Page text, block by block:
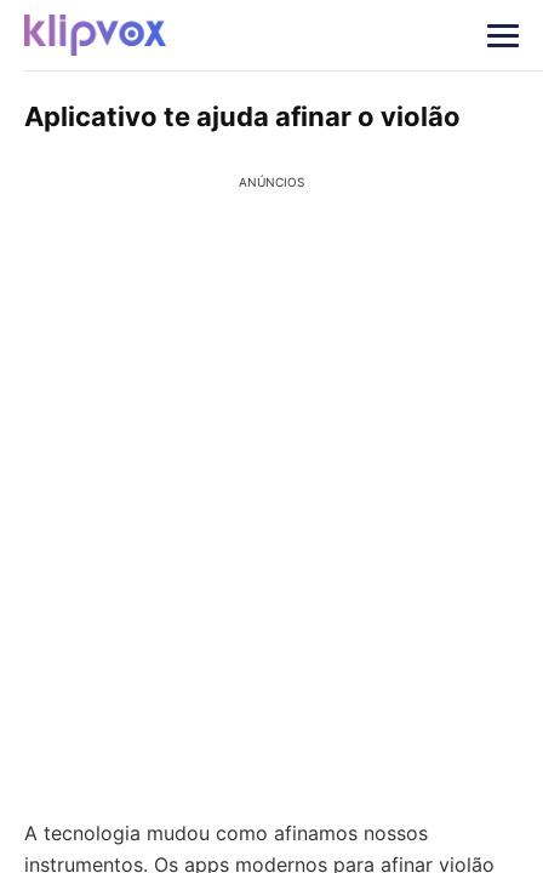
Aplicativo te ajuda afinar o violão
ANÚNCIOS
A tecnologia mudou como afinamos nossos
instrumentos. Os apps modernos para afinar violão